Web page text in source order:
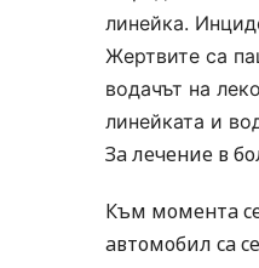
линейка.
Жертвите са
водачът на
линейката и
За лечение в
Към момента
автомобил са